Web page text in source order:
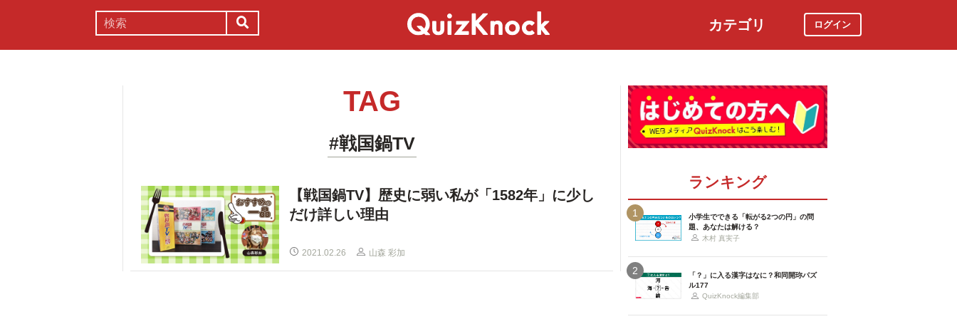
カテゴリ ログイン
TAG
#戦国鍋TV
【戦国鍋TV】歴史に弱い私が「1582年」に少し
だけ詳しい理由
2021.02.26 山森 彩加
ランキング
1
小学生でできる「転がる2つの円」の問
題、あなたは解ける？
木村 真実子
2
「？」に入る漢字はなに？和同開珎パズ
ル177
QuizKnock編集部